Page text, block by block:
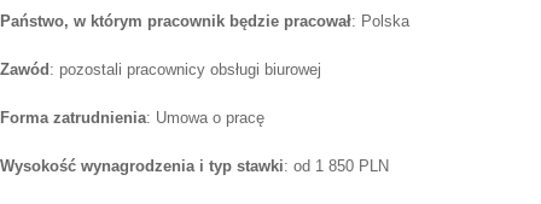
Państwo, w którym pracownik będzie pracował: Polska
Zawód : pozostali pracownicy obsługi biurowej
Forma zatrudnienia: Umowa o pracę
Wysokość wynagrodzenia i typ stawki: od 1 850 PLN